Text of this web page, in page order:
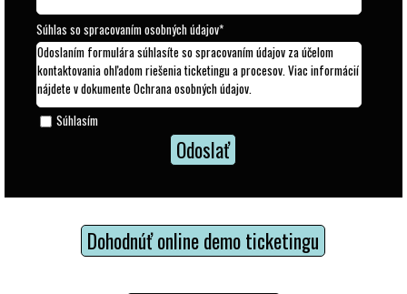
Súhlas so spracovaním osobných údajov*
Odoslaním formulára súhlasíte so spracovaním údajov za účelom
kontaktovania ohľadom riešenia ticketingu a procesov. Viac informácií
nájdete v dokumente Ochrana osobných údajov.
Súhlasím
Dohodnúť online demo ticketingu